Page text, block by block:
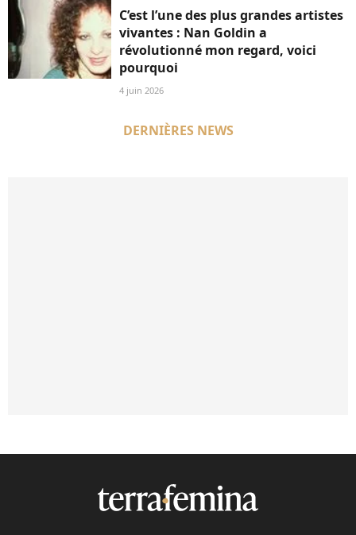
C’est l’une des plus grandes artistes
vivantes : Nan Goldin a
révolutionné mon regard, voici
pourquoi
4 juin 2026
DERNIÈRES NEWS